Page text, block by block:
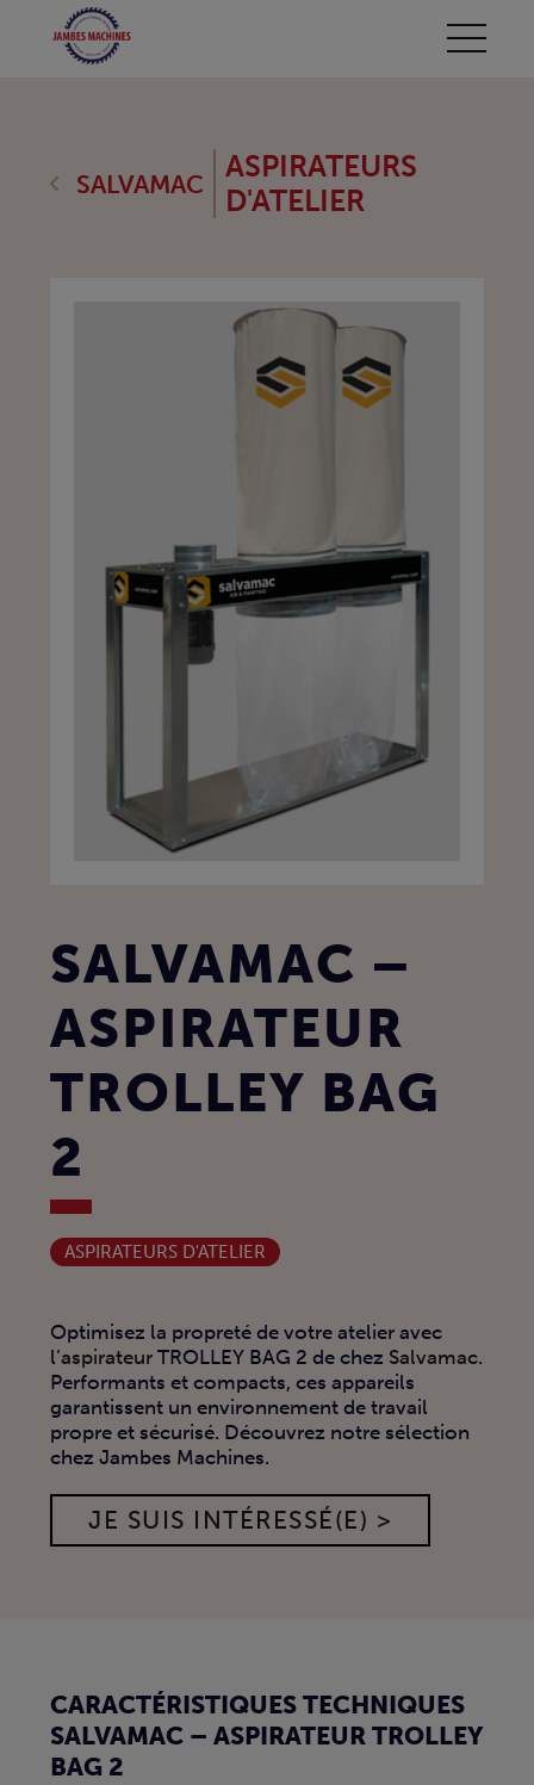
SALVAMAC
ASPIRATEURS
D'ATELIER
SALVAMAC –
ASPIRATEUR
TROLLEY BAG
2
ASPIRATEURS D'ATELIER
Optimisez la propreté de votre atelier avec
l’aspirateurTROLLEY BAG 2 de chez Salvamac.
Performants et compacts, ces appareils
garantissent un environnement de travail
propre et sécurisé. Découvrez notre sélection
chez Jambes Machines.
JE SUIS INTÉRESSÉ(E) >
CARACTÉRISTIQUES TECHNIQUES
SALVAMAC – ASPIRATEUR TROLLEY
BAG 2